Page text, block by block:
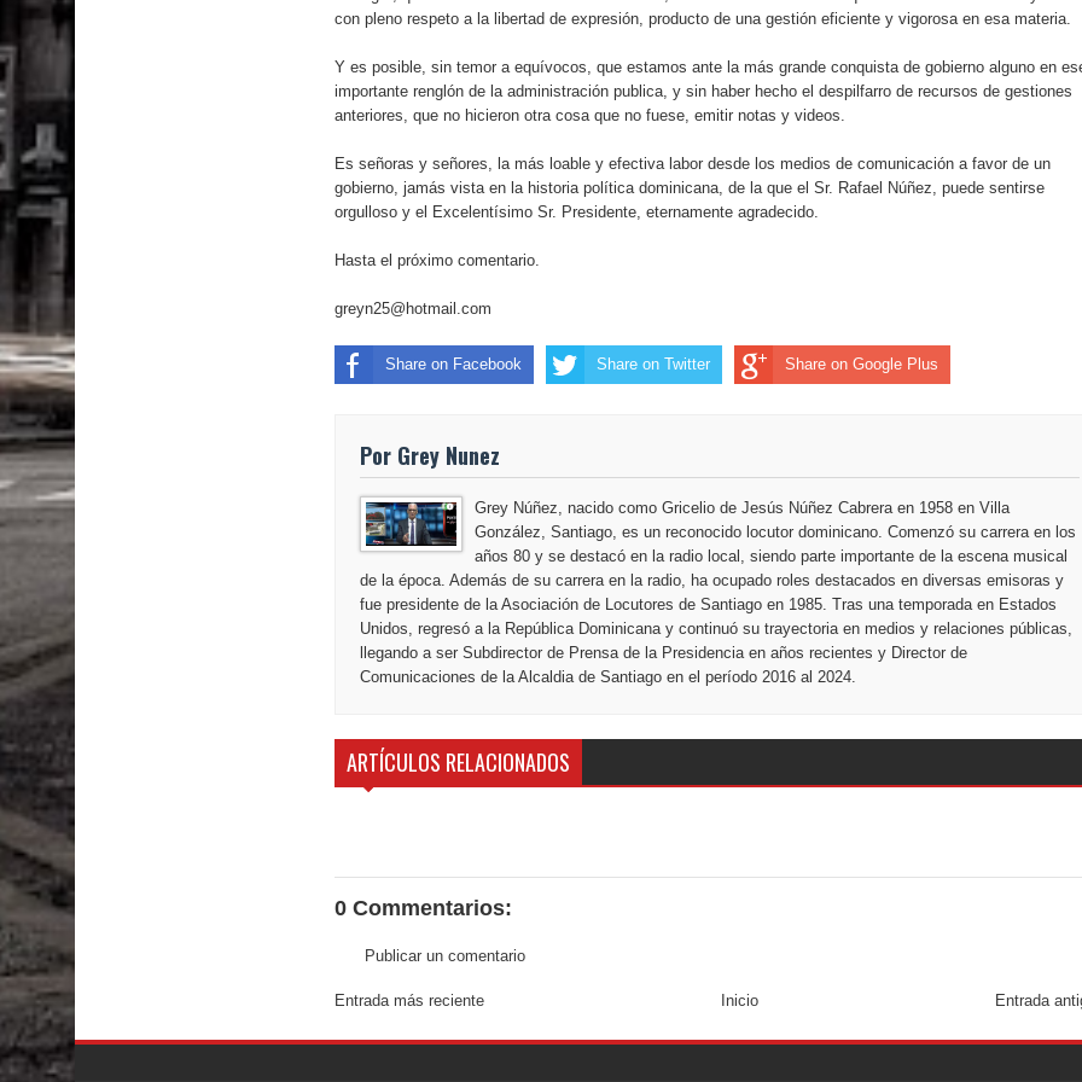
con pleno respeto a la libertad de expresión, producto de una gestión eficiente y vigorosa en esa materia.
Y es posible, sin temor a equívocos, que estamos ante la más grande conquista de gobierno alguno en
importante renglón de la administración publica, y sin haber hecho el despilfarro de recursos de gestiones
anteriores, que no hicieron otra cosa que no fuese, emitir notas y videos.
Es señoras y señores, la más loable y efectiva labor desde los medios de comunicación a favor de un
gobierno, jamás vista en la historia política dominicana, de la que el Sr. Rafael Núñez, puede sentirse
orgulloso y el Excelentísimo Sr. Presidente, eternamente agradecido.
Hasta el próximo comentario.
greyn25@hotmail.com
Share on Facebook Share on Twitter Share on Google Plus
Por Grey Nunez
Grey Núñez, nacido como Gricelio de Jesús Núñez Cabrera en 1958 en Villa
González, Santiago, es un reconocido locutor dominicano. Comenzó su carrera en los
años 80 y se destacó en la radio local, siendo parte importante de la escena musical
de la época. Además de su carrera en la radio, ha ocupado roles destacados en diversas emisoras y
fue presidente de la Asociación de Locutores de Santiago en 1985. Tras una temporada en Estados
Unidos, regresó a la República Dominicana y continuó su trayectoria en medios y relaciones públicas,
llegando a ser Subdirector de Prensa de la Presidencia en años recientes y Director de
Comunicaciones de la Alcaldia de Santiago en el período 2016 al 2024.
ARTÍCULOS RELACIONADOS
0 Commentarios:
Publicar un comentario
Entrada más reciente Entrada
Inicio